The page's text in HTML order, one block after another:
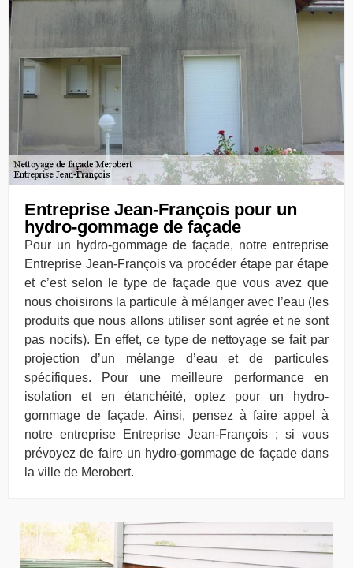
Entreprise Jean-François pour un
hydro-gommage de façade
Pour un hydro-gommage de façade, notre entreprise
Entreprise Jean-François va procéder étape par étape
et c’est selon le type de façade que vous avez que
nous choisirons la particule à mélanger avec l’eau (les
produits que nous allons utiliser sont agrée et ne sont
pas nocifs). En effet, ce type de nettoyage se fait par
projection d’un mélange d’eau et de particules
spécifiques. Pour une meilleure performance en
isolation et en étanchéité, optez pour un hydro-
gommage de façade. Ainsi, pensez à faire appel à
notre entreprise Entreprise Jean-François ; si vous
prévoyez de faire un hydro-gommage de façade dans
la ville de Merobert.